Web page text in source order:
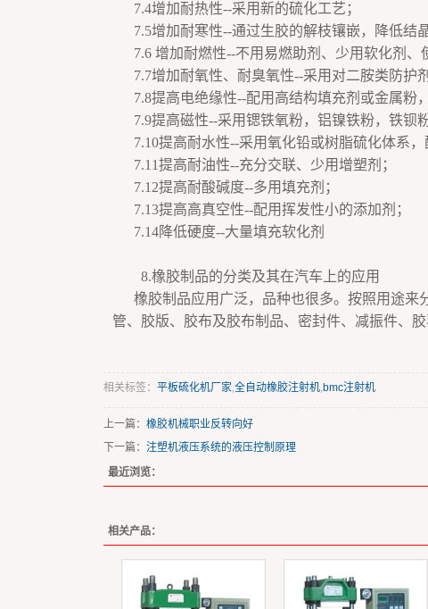
7.4增加耐热性--采用新的硫化工艺；
7.5增加耐寒性--通过生胶的解枝镶嵌，降低结
7.6 增加耐燃性--不用易燃助剂、少用软化剂、
7.7增加耐氧性、耐臭氧性--采用对二胺类防护剂
7.8提高电绝缘性--配用高结构填充剂或金属粉
7.9提高磁性--采用锶铁氧粉，铝镍铁粉，铁钡
7.10提高耐水性--采用氧化铅或树脂硫化体系
7.11提高耐油性--充分交联、少用增塑剂；
7.12提高耐酸碱度--多用填充剂；
7.13提高高真空性--配用挥发性小的添加剂；
7.14降低硬度--大量填充软化剂
8.橡胶制品的分类及其在汽车上的应用
橡胶制品应用广泛，品种也很多。按照用途
管、胶版、胶布及胶布制品、密封件、减振件、
相关标签： 平板硫化机厂家,全自动橡胶注射机,bmc注射机
上一篇： 橡胶机械职业反转向好
下一篇： 注塑机液压系统的液压控制原理
最近浏览：
相关产品：